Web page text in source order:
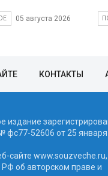
05 августа 2026
КОНТАКТЫ
издание
фc77-52606 от 25 января
www.souzveche.ru,
РФ об авторском праве и